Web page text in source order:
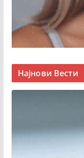
Најнови Вести